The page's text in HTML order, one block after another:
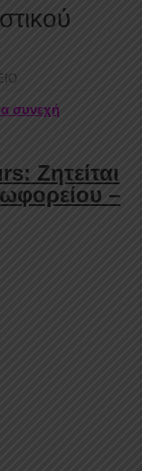
συνεχή
Ζητείται
–